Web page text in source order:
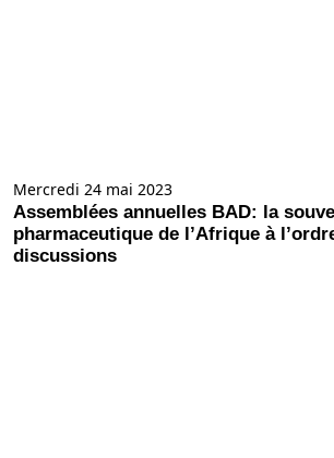
Mercredi 24 mai 2023
Assemblées annuelles BAD: la
pharmaceutique de l’Afrique à
discussions